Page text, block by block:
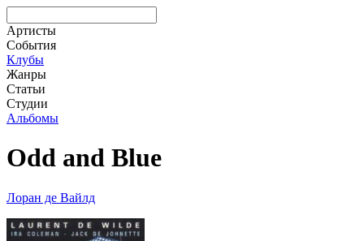
Артисты
События
Клубы
Жанры
Статьи
Студии
Альбомы
Odd and Blue
Лоран де Вайлд